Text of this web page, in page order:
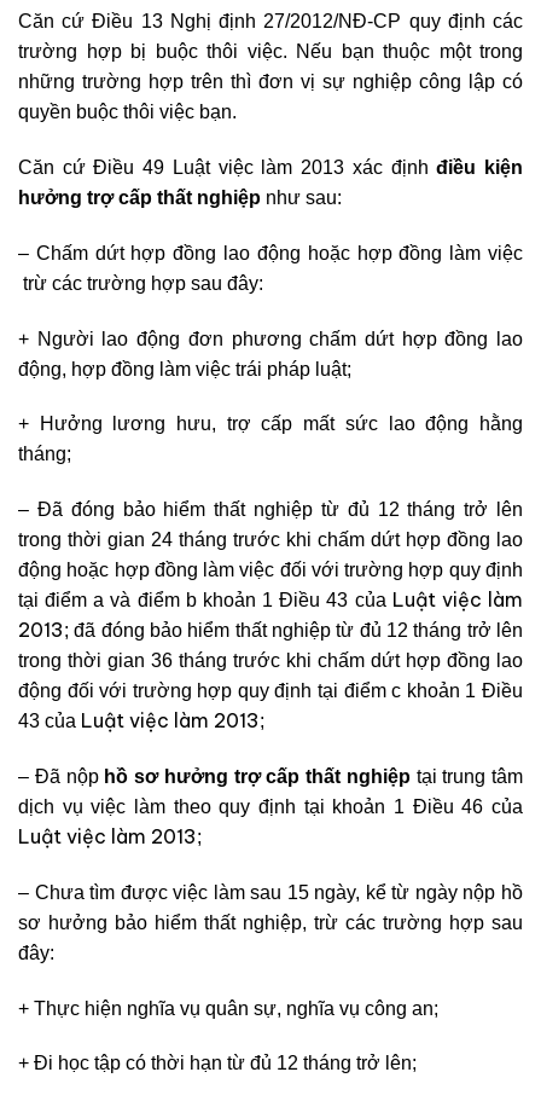
Căn cứ Điều 13 Nghị định 27/2012/NĐ-CP quy định các
trường hợp bị buộc thôi việc. Nếu bạn thuộc một trong
những trường hợp trên thì đơn vị sự nghiệp công lập có
quyền buộc thôi việc bạn.
Căn cứ Điều 49 Luật việc làm 2013 xác địnhđiều kiện
hưởng trợ cấp thất nghiệp như sau:
– Chấm dứt hợp đồng lao động hoặc hợp đồng làm việc
trừ các trường hợp sau đây:
+ Người lao động đơn phương chấm dứt hợp đồng lao
động, hợp đồng làm việc trái pháp luật;
+ Hưởng lương hưu, trợ cấp mất sức lao động hằng
tháng;
– Đã đóng bảo hiểm thất nghiệp từ đủ 12 tháng trở lên
trong thời gian 24 tháng trước khi chấm dứt hợp đồng lao
động hoặc hợp đồng làm việc đối với trường hợp quy định
tại điểm a và điểm b khoản 1 Điều 43 của Luật việc làm
2013; đã đóng bảo hiểm thất nghiệp từ đủ 12 tháng trở lên
trong thời gian 36 tháng trước khi chấm dứt hợp đồng lao
động đối với trường hợp quy định tại điểm c khoản 1 Điều
43 của Luật việc làm 2013;
– Đã nộp hồ sơ hưởng trợ cấp thất nghiệptại trung tâm
dịch vụ việc làm theo quy định tại khoản 1 Điều 46 của
Luật việc làm 2013;
– Chưa tìm được việc làm sau 15 ngày, kể từ ngày nộp hồ
sơ hưởng bảo hiểm thất nghiệp, trừ các trường hợp sau
đây:
+ Thực hiện nghĩa vụ quân sự, nghĩa vụ công an;
+ Đi học tập có thời hạn từ đủ 12 tháng trở lên;